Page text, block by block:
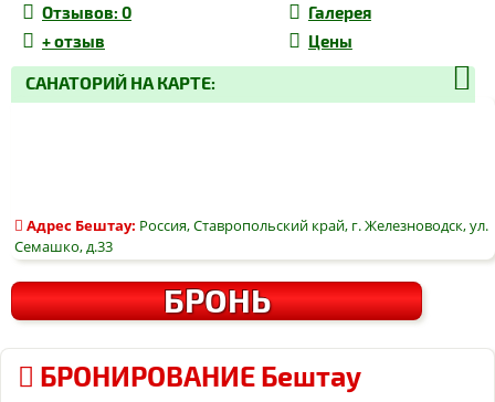
Отзывов: 0
+отзыв
Галерея
Цены
САНАТОРИЙ НА КАРТЕ:
Адрес Бештау: Россия, Ставропольский край, г. Железноводск, ул.
Семашко, д.33
БРОНЬ
БРОНИРОВАНИЕ Бештау